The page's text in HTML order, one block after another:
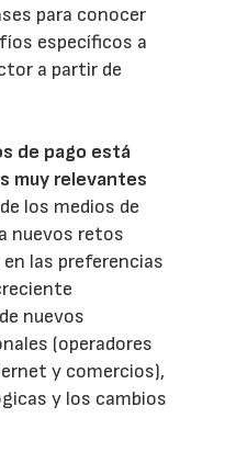
para conocer
específicos a
a partir de
de pago está
muy relevantes
los medios de
nuevos retos
las preferencias
nuevos
(operadores
y comercios),
y los cambios